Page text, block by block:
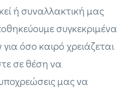
ή συναλλακτική μας
συγκεκριμένα
όσο καιρό χρειάζεται
σε θέση να
μας να